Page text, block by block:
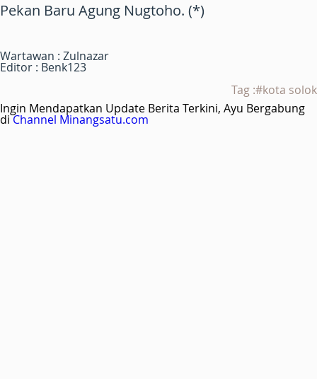
Pekan Baru Agung Nugtoho. (*)
Wartawan : Zulnazar
Editor : Benk123
Tag :#kota solok
Ingin Mendapatkan Update Berita Terkini, Ayu Bergabung
diChannel Minangsatu.com